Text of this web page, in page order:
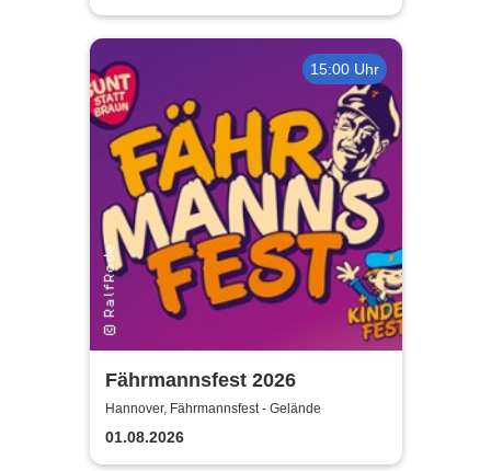
15:00 Uhr
Fährmannsfest 2026
Hannover, Fährmannsfest - Gelände
01.08.2026